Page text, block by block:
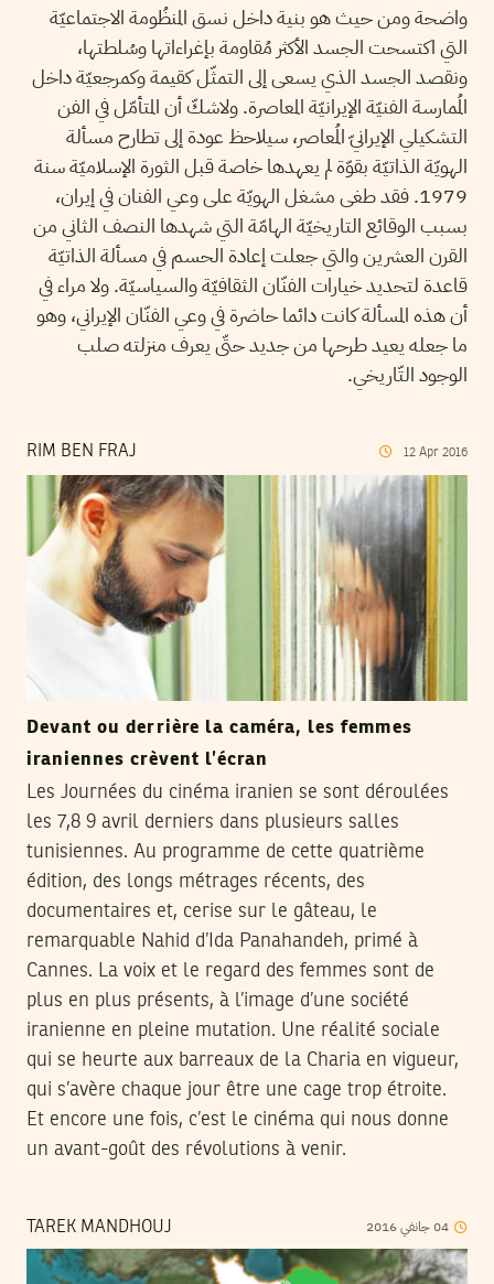
واضحة ومن حيث هو بنية داخل نسق المنظُومة الاجتماعيّة
التي اكتسحت الجسد الأكثر مُقاومة بإغراءاتها وسُلطتها،
ونقصد الجسد الذي يسعى إلى التمثّل كقيمة وكمرجعيّة داخل
المُمارسة الفنيّة الإيرانيّة المعاصرة. ولاشكّ أن المتأمّل في الفن
التشكيلي الإيرانيّ المُعاصر، سيلاحظ عودة إلى تطارح مسألة
الهويّة الذاتيّة بقوّة لم يعهدها خاصة قبل الثورة الإسلاميّة سنة
1979. فقد طغى مشغل الهويّة على وعي الفنان في إيران،
بسبب الوقائع التاريخيّة الهامّة التي شهدها النصف الثاني من
القرن العشرين والتي جعلت إعادة الحسم في مسألة الذاتيّة
قاعدة لتحديد خيارات الفنّان الثقافيّة والسياسيّة. ولا مراء في
أن هذه المسألة كانت دائما حاضرة في وعي الفنّان الإيراني، وهو
ما جعله يعيد طرحها من جديد حتّى يعرف منزلته صلب
الوجود التّاريخي.
RIM BEN FRAJ 12 Apr 2016
Devant ou derrière la caméra, les femmes
iraniennes crèvent l’écran
Les Journées du cinéma iranien se sont déroulées
les 7,8 9 avril derniers dans plusieurs salles
tunisiennes. Au programme de cette quatrième
édition, des longs métrages récents, des
documentaires et, cerise sur le gâteau, le
remarquable Nahid d’Ida Panahandeh, primé à
Cannes. La voix et le regard des femmes sont de
plus en plus présents, à l’image d’une société
iranienne en pleine mutation. Une réalité sociale
qui se heurte aux barreaux de la Charia en vigueur,
qui s’avère chaque jour être une cage trop étroite.
Et encore une fois, c’est le cinéma qui nous donne
un avant-goût des révolutions à venir.
TAREK MANDHOUJ 04جانفي2016